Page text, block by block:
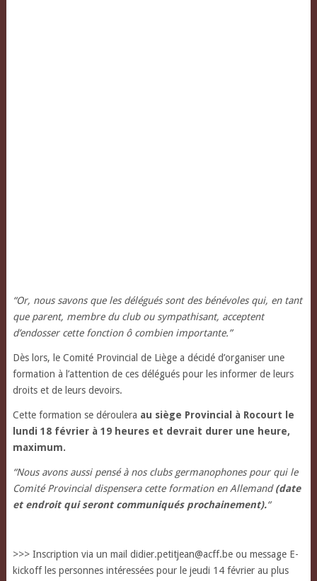
“Or, nous savons que les délégués sont des bénévoles qui, en tant
que parent, membre du club ou sympathisant, acceptent
d’endosser cette fonction ô combien importante.”
Dès lors, le Comité Provincial de Liège a décidé d’organiser une
formation à l’attention de ces délégués pour les informer de leurs
droits et de leurs devoirs.
Cette formation se déroulera au siège Provincial à Rocourt le
lundi 18 février à 19 heures et devrait durer une heure,
maximum.
“Nous avons aussi pensé à nos clubs germanophones pour qui le
Comité Provincial dispensera cette formation en Allemand(date
et endroit qui seront communiqués prochainement).“
>>> Inscription via un mail didier.petitjean@acff.be ou message E-
kickoff les personnes intéressées pour le jeudi 14 février au plus